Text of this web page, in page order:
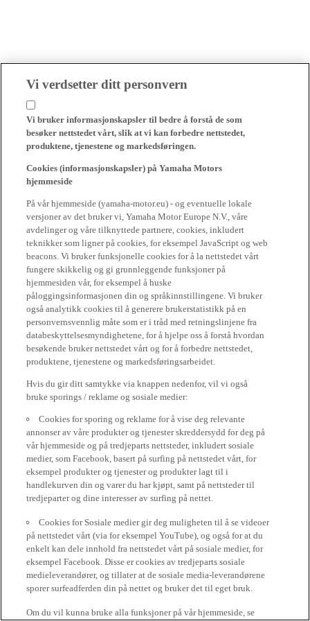
Vi verdsetter ditt personvern
Vi bruker informasjonskapsler til bedre å forstå de som
besøker nettstedet vårt, slik at vi kan forbedre nettstedet,
produktene, tjenestene og markedsføringen.
Cookies (informasjonskapsler) på Yamaha Motors
hjemmeside
På vår hjemmeside (yamaha-motor.eu) - og eventuelle lokale
versjoner av det bruker vi, Yamaha Motor Europe N.V., våre
avdelinger og våre tilknyttede partnere, cookies, inkludert
teknikker som ligner på cookies, for eksempel JavaScript og web
beacons. Vi bruker funksjonelle cookies for å la nettstedet vårt
fungere skikkelig og gi grunnleggende funksjoner på
hjemmesiden vår, for eksempel å huske
påloggingsinformasjonen din og språkinnstillingene. Vi bruker
også analytikk cookies til å generere brukerstatistikk på en
personvernsvennlig måte som er i tråd med retningslinjene fra
databeskyttelsesmyndighetene, for å hjelpe oss å forstå hvordan
besøkende bruker nettstedet vårt og for å forbedre nettstedet,
produktene, tjenestene og markedsføringsarbeidet.
Hvis du gir ditt samtykke via knappen nedenfor, vil vi også
bruke sporings / reklame og sosiale medier:
Cookies for sporing og reklame for å vise deg relevante
annonser av våre produkter og tjenester skreddersydd for deg på
vår hjemmeside og på tredjeparts nettsteder, inkludert sosiale
medier, som Facebook, basert på surfing på nettstedet vårt, for
eksempel produkter og tjenester og produkter lagt til i
handlekurven din og varer du har kjøpt, samt på nettsteder til
tredjeparter og dine interesser av surfing på nettet.
Cookies for Sosiale medier gir deg muligheten til å se videoer
på nettstedet vårt (via for eksempel YouTube), og også for at du
enkelt kan dele innhold fra nettstedet vårt på sosiale medier, for
eksempel Facebook. Disse er cookies av tredjeparts sosiale
medieleverandører, og tillater at de sosiale media-leverandørene
sporer surfeadferden din på nettet og bruker det til eget bruk.
Om du vil kunna bruke alla funksjoner på vår hjemmeside, se